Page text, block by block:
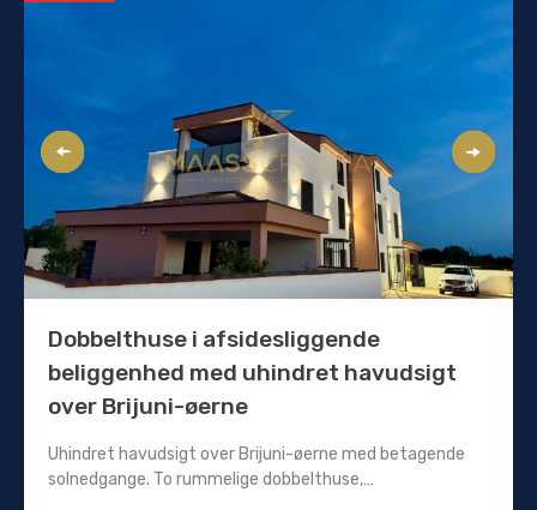
Dobbelthuse i afsidesliggende
beliggenhed med uhindret havudsigt
over Brijuni-øerne
Uhindret havudsigt over Brijuni-øerne med betagende
solnedgange. To rummelige dobbelthuse,…